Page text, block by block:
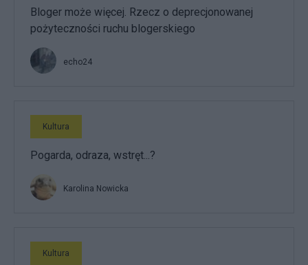
Bloger może więcej. Rzecz o deprecjonowanej
pożyteczności ruchu blogerskiego
echo24
Kultura
Pogarda, odraza, wstręt...?
Karolina Nowicka
Kultura